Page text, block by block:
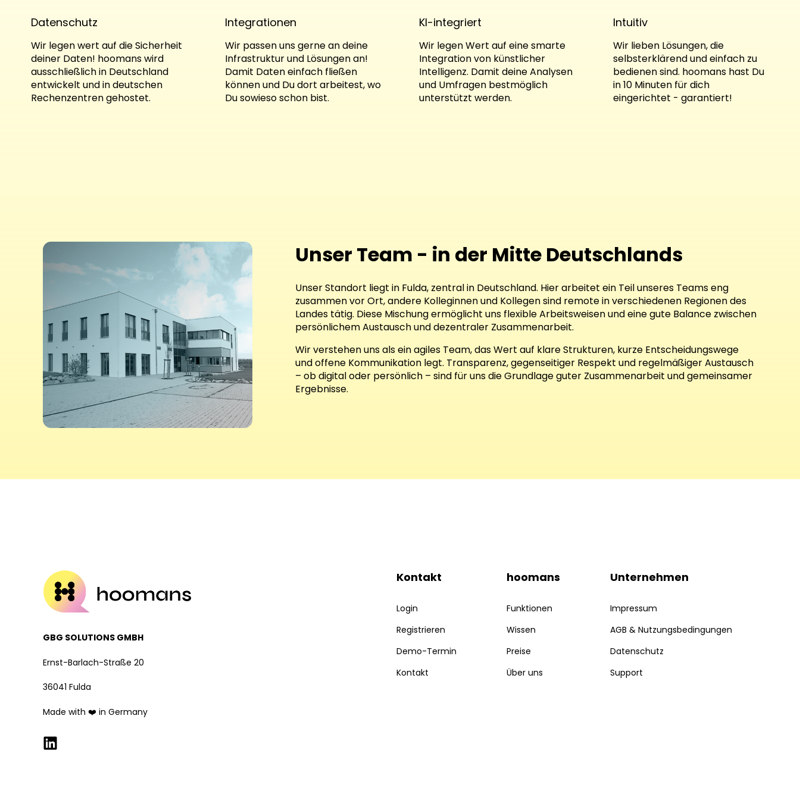
Datenschutz
Wir legen wert auf die Sicherheit
deiner Daten! hoomans wird
ausschließlich in Deutschland
entwickelt und in deutschen
Rechenzentren gehostet.
Integrationen
Wir passen uns gerne an deine
Infrastruktur und Lösungen an!
Damit Daten einfach fließen
können und Du dort arbeitest, wo
Du sowieso schon bist.
KI-integriert
Wir legen Wert auf eine smarte
Integration von künstlicher
Intelligenz. Damit deine Analysen
und Umfragen bestmöglich
unterstützt werden.
Intuitiv
Wir lieben Lösungen, die
selbsterklärend und einfach zu
bedienen sind. hoomans hast Du
in 10 Minuten für dich
eingerichtet - garantiert!
Unser Team - in der Mitte Deutschlands
Unser Standort liegt in Fulda, zentral in Deutschland. Hier arbeitet ein Teil unseres Teams eng
zusammen vor Ort, andere Kolleginnen und Kollegen sind remote in verschiedenen Regionen des
Landes tätig. Diese Mischung ermöglicht uns flexible Arbeitsweisen und eine gute Balance zwischen
persönlichem Austausch und dezentraler Zusammenarbeit.
Wir verstehen uns als ein agiles Team, das Wert auf klare Strukturen, kurze Entscheidungswege
und offene Kommunikation legt. Transparenz, gegenseitiger Respekt und regelmäßiger Austausch
– ob digital oder persönlich – sind für uns die Grundlage guter Zusammenarbeit und gemeinsamer
Ergebnisse.
GBG SOLUTIONS GMBH
Ernst-Barlach-Straße 20
36041 Fulda
Made with ❤️ in Germany
Kontakt
Login
Registrieren
Demo-Termin
Kontakt
hoomans
Funktionen
Wissen
Preise
Über uns
Unternehmen
Impressum
AGB & Nutzungsbedingungen
Datenschutz
Support